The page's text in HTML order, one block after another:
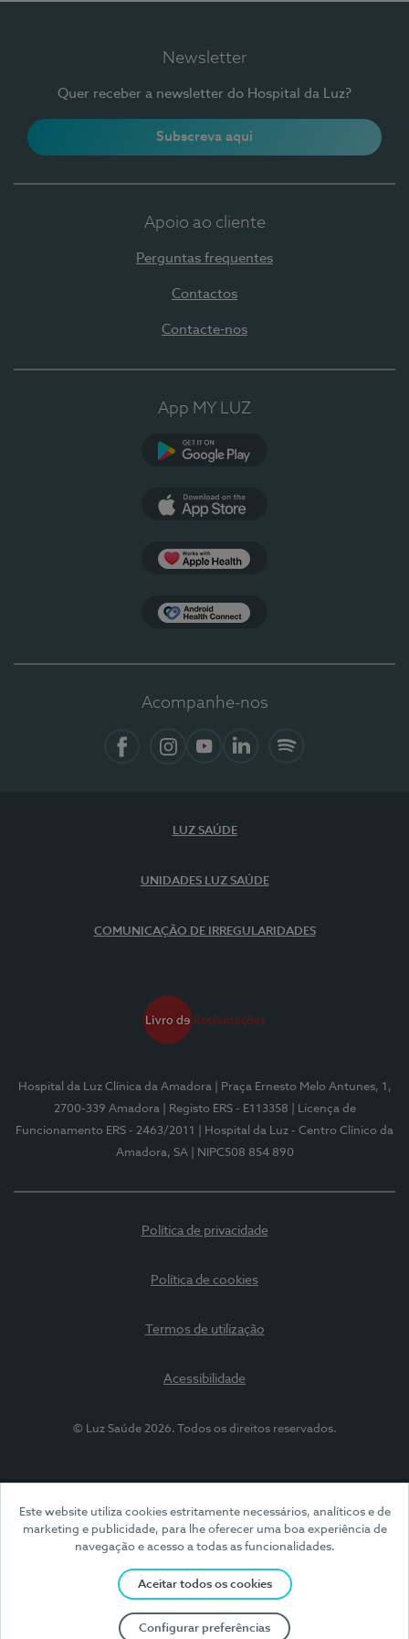
Este website utiliza cookies estritamente necessários, analíticos e de
marketing e publicidade, para lhe oferecer uma boa experiência de
navegação e acesso a todas as funcionalidades.
Aceitar todos os cookies
Configurar preferências
Newsletter
Quer receber a newsletter do Hospital da Luz?
Subscreva aqui
Apoio ao cliente
Perguntas frequentes
Contactos
Contacte-nos
App MY LUZ
Acompanhe-nos
LUZ SAÚDE
UNIDADES LUZ SAÚDE
COMUNICAÇÃO DE IRREGULARIDADES
Hospital da Luz Clínica da Amadora
| Praça Ernesto Melo Antunes, 1,
2700-339 Amadora
| Registo ERS - E113358
| Licença de
Funcionamento ERS - 2463/2011
| Hospital da Luz - Centro Clínico da
Amadora, SA
| NIPC508 854 890
Política de privacidade
Política de cookies
Termos de utilização
Acessibilidade
© Luz Saúde 2026. Todos os direitos reservados.